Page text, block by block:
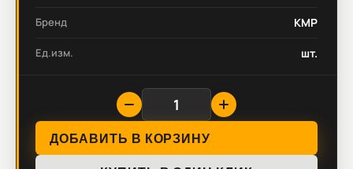
Бренд KMP
Ед.изм. шт.
ДОБАВИТЬ В КОРЗИНУ